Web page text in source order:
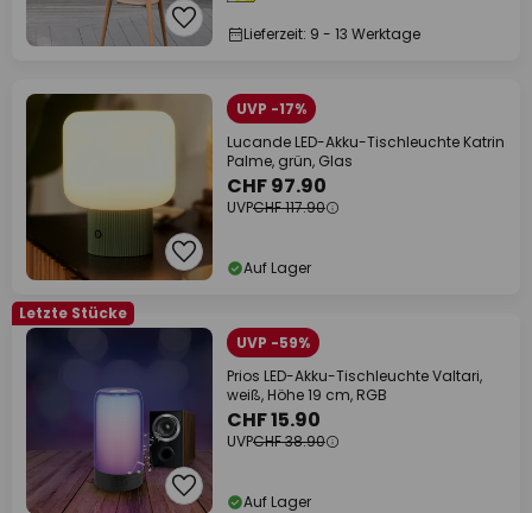
Lieferzeit: 9 - 13 Werktage
UVP -17%
Lucande LED-Akku-Tischleuchte Katrin
Palme, grün, Glas
CHF 97.90
UVPCHF 117.90
Auf Lager
Letzte Stücke
UVP -59%
Prios LED-Akku-Tischleuchte Valtari,
weiß, Höhe 19 cm, RGB
CHF 15.90
UVPCHF 38.90
Auf Lager